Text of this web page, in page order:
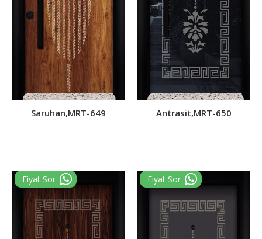
Saruhan,MRT-649 Antrasit,MRT-650